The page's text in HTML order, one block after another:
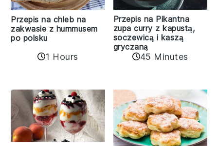
Przepis na chleb na
zakwasie z hummusem
po polsku
1 Hours
Przepis na Pikantna
zupa curry z kapustą,
soczewicą i kaszą
gryczaną
45 Minutes